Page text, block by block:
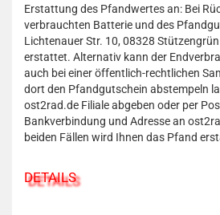
Erstattung des Pfandwertes an: Bei
verbrauchten Batterie und des
Lichtenauer Str. 10, 08328
erstattet. Alternativ kann der
auch bei einer öffentlich-rechtlichen
dort den Pfandgutschein abstempeln
ost2rad.de Filiale abgeben oder per
Bankverbindung und Adresse an
beiden Fällen wird Ihnen das Pfand
DETAILS